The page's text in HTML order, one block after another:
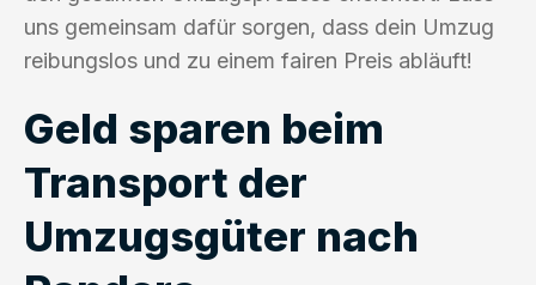
uns gemeinsam dafür sorgen, dass dein Umzug
reibungslos und zu einem fairen Preis abläuft!
Geld sparen beim
Transport der
Umzugsgüter nach